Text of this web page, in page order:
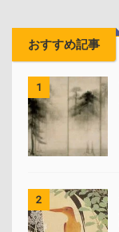
おすすめ記事
1
2